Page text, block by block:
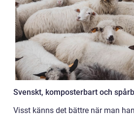
Svenskt, komposterbart och
Visst känns det bättre när man